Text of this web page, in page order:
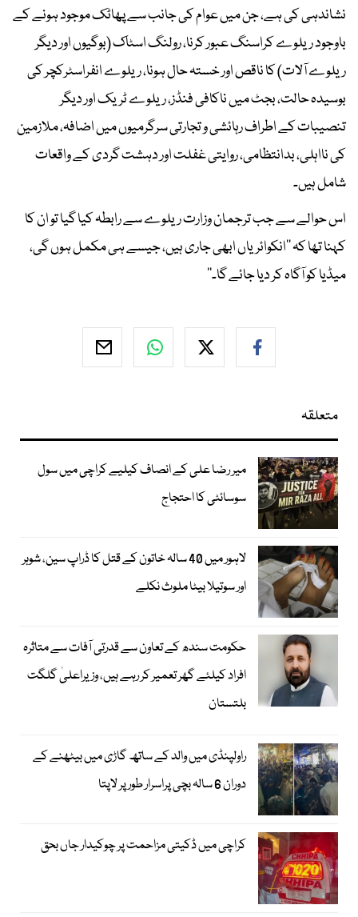
نشاندہی کی ہے، جن میں عوام کی جانب سے پھاٹک موجود ہونے کے
باوجود ریلوے کراسنگ عبور کرنا، رولنگ اسٹاک (بوگیوں اور دیگر
ریلوے آلات) کا ناقص اور خستہ حال ہونا، ریلوے انفراسٹرکچر کی
بوسیدہ حالت، بجٹ میں ناکافی فنڈز، ریلوے ٹریک اور دیگر
تنصیبات کے اطراف رہائشی و تجارتی سرگرمیوں میں اضافہ، ملازمین
کی نااہلی، بدانتظامی، روایتی غفلت اور دہشت گردی کے واقعات
شامل ہیں۔
اس حوالے سے جب ترجمان وزارت ریلوے سے رابطہ کیا گیا تو ان کا
کہنا تھا کہ ’’انکوائریاں ابھی جاری ہیں، جیسے ہی مکمل ہوں گی،
میڈیا کو آگاہ کر دیا جائے گا۔‘‘
متعلقہ
میر رضا علی کے انصاف کیلیے کراچی میں سول
سوسائٹی کا احتجاج
لاہور میں 40 سالہ خاتون کے قتل کا ڈراپ سین، شوہر
اور سوتیلا بیٹا ملوث نکلے
حکومت سندھ کے تعاون سے قدرتی آفات سے متاثرہ
افراد کیلئے گھر تعمیر کر رہے ہیں، وزیراعلیٰ گلگت
بلتستان
راولپنڈی میں والد کے ساتھ گاڑی میں بیٹھنے کے
دوران 6 سالہ بچی پراسرار طور پر لاپتا
کراچی میں ڈکیتی مزاحمت پر چوکیدار جاں بحق